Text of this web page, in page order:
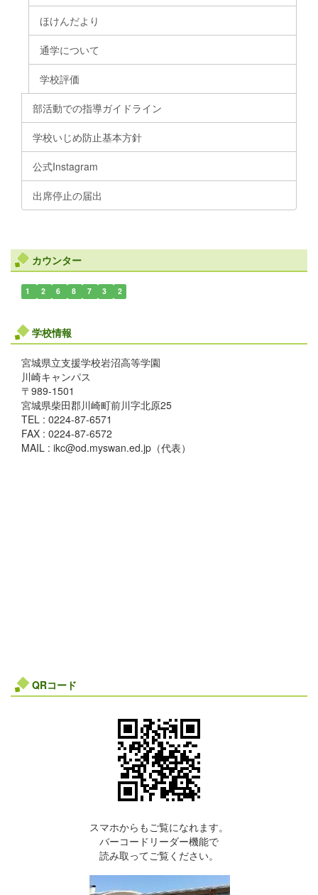
ほけんだより
通学について
学校評価
部活動での指導ガイドライン
学校いじめ防止基本方針
公式Instagram
出席停止の届出
カウンター
1 2 6 8 7 3 2
学校情報
宮城県立支援学校岩沼高等学園
川崎キャンパス
〒989-1501
宮城県柴田郡川崎町前川字北原25
TEL : 0224-87-6571
FAX : 0224-87-6572
MAIL : ikc@od.myswan.ed.jp（代表）
QRコード
スマホからもご覧になれます。
バーコードリーダー機能で
読み取ってご覧ください。